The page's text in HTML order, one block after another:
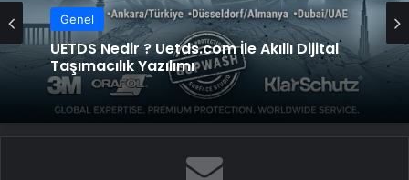
Genel
UETDS Nedir ? Uetds.com İle Akıllı Dijital
Taşımacılık Yazılımı